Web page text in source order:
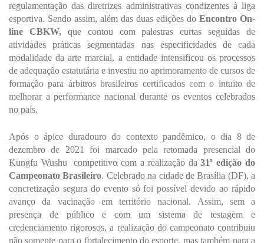
regulamentação das diretrizes administrativas condizentes à liga
esportiva. Sendo assim, além das duas edições do Encontro On-
line CBKW,que contou com palestras curtas seguidas de
atividades práticas segmentadas nas especificidades de cada
modalidade da arte marcial, a entidade intensificou os processos
de adequação estatutária e investiu no aprimoramento de cursos de
formação para árbitros brasileiros certificados com o intuito de
melhorar a performance nacional durante os eventos celebrados
no país.
Após o ápice duradouro do contexto pandêmico, o dia 8 de
dezembro de 2021 foi marcado pela retomada presencial do
Kungfu Wushu
competitivo com a realização da31ª edição do
Campeonato Brasileiro. Celebrado na cidade de Brasília (DF), a
concretização segura do evento só foi possível devido ao rápido
avanço da vacinação em território nacional. Assim, sem a
presença de público e com um sistema de testagem e
credenciamento rigorosos, a realização do campeonato contribuiu
não somente para o fortalecimento do esporte, mas também para a